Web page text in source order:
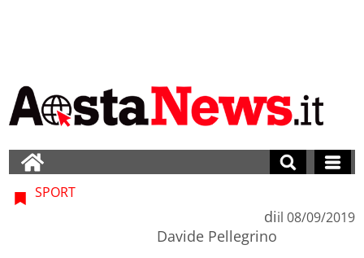
SPORT
di
Davide Pellegrino
il 08/09/2019